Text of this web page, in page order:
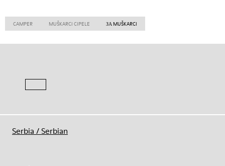
CAMPER MUŠKARCI CIPELE ЗА MUŠKARCI
Serbia /Serbian